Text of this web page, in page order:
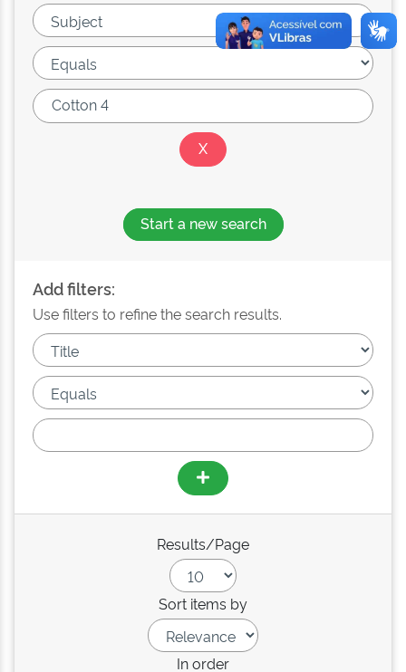
Start a new search
Add filters:
Use filters to refine the search results.
Results/Page
Sort items by
In order